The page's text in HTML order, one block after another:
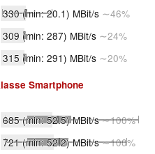
330(min: 20.1) MBit/s ∼46%
309 (min: 287) MBit/s ∼24%
315 (min: 291) MBit/s ∼20%
Smartphone
685(min: 52.5)MBit/s∼100%
721(min: 52.2)MBit/s∼100%